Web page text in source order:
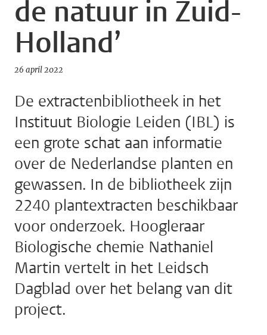
de natuur in Zuid-
Holland’
26 april 2022
De extractenbibliotheek in het
Instituut Biologie Leiden (IBL) is
een grote schat aan informatie
over de Nederlandse planten en
gewassen. In de bibliotheek zijn
2240 plantextracten beschikbaar
voor onderzoek. Hoogleraar
Biologische chemie Nathaniel
Martin vertelt in het Leidsch
Dagblad over het belang van dit
project.